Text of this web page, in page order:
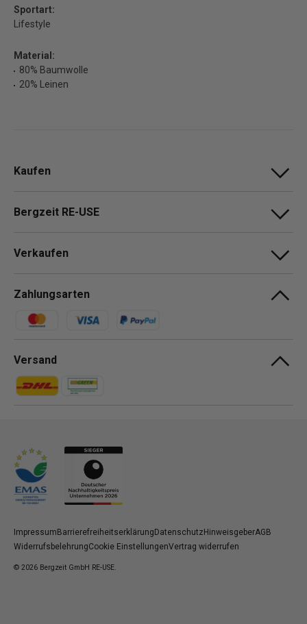
Sportart:
Lifestyle
Material:
80% Baumwolle
20% Leinen
Kaufen
Bergzeit RE-USE
Verkaufen
Zahlungsarten
Zahlungsmethoden
Versand
Zahlungsmethoden
Zahlungsmethoden
ImpressumBarrierefreiheitserklärungDatenschutzHinweisgeberAGB
WiderrufsbelehrungCookie EinstellungenVertrag widerrufen
© 2026 Bergzeit GmbH RE-USE.